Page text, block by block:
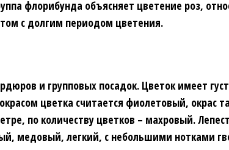
флорибунда объясняет цветение роз,
с долгим периодом цветения.
и групповых посадок. Цветок имеет
цветка считается фиолетовый,
по количеству цветков – махровый.
медовый, легкий, с небольшими нотками